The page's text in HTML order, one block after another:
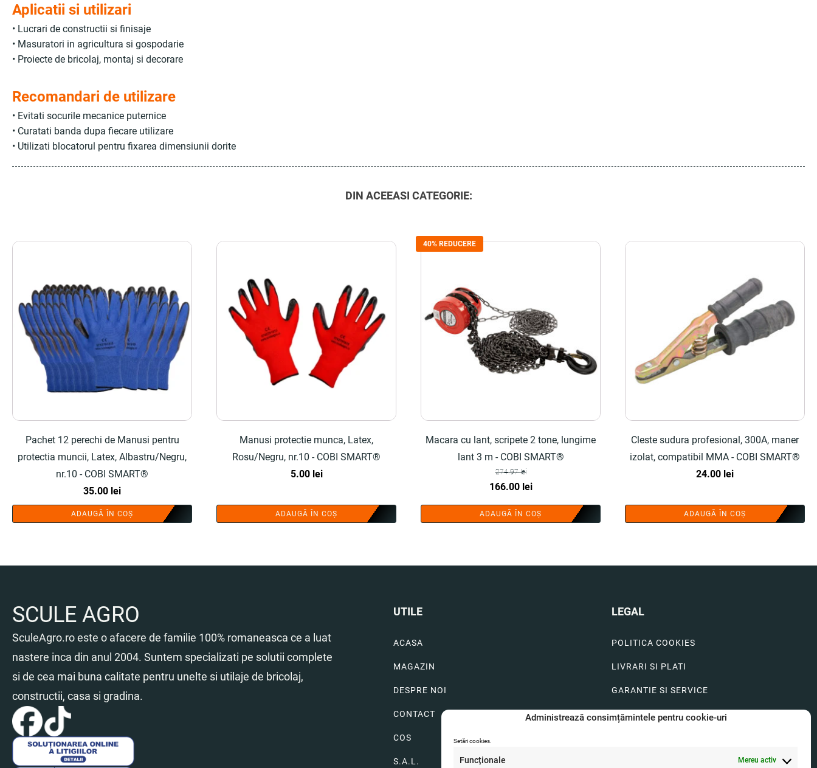
Administrează consimțămintele pentru cookie-uri
Setări cookies.
Funcționale Mereu activ
Aplicatii si utilizari
• Lucrari de constructii si finisaje
• Masuratori in agricultura si gospodarie
• Proiecte de bricolaj, montaj si decorare
Recomandari de utilizare
• Evitati socurile mecanice puternice
• Curatati banda dupa fiecare utilizare
• Utilizati blocatorul pentru fixarea dimensiunii dorite
DIN ACEEASI CATEGORIE:
Pachet 12 perechi de Manusi pentru
protectia muncii, Latex, Albastru/Negru,
nr.10 - COBI SMART®
35.00 lei
ADAUGĂ ÎN COȘ
Manusi protectie munca, Latex,
Rosu/Negru, nr.10 - COBI SMART®
5.00 lei
ADAUGĂ ÎN COȘ
40% REDUCERE
Macara cu lant, scripete 2 tone, lungime
lant 3 m - COBI SMART®
274.97lei
Prețul
inițial
a
166.00 leiPrețul
curent
este:
ADAUGĂ ÎN COȘ
Cleste sudura profesional, 300A, maner
izolat, compatibil MMA - COBI SMART®
24.00 lei
ADAUGĂ ÎN COȘ
SCULE AGRO
SculeAgro.ro este o afacere de familie 100% romaneasca ce a luat
nastere inca din anul 2004. Suntem specializati pe solutii complete
si de cea mai buna calitate pentru unelte si utilaje de bricolaj,
constructii, casa si gradina.
UTILE
ACASA
MAGAZIN
DESPRE NOI
CONTACT
COS
S.A.L.
LEGAL
POLITICA COOKIES
LIVRARI SI PLATI
GARANTIE SI SERVICE
FORMULAR SERVICE